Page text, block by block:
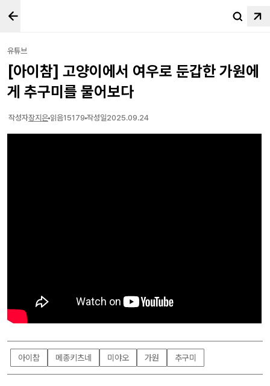
유튜브
[아이참] 고양이에서 여우로 둔갑한 가원에
게 추구미를 물어보다
작성자장지은 읽음15179 작성일2025.09.24
아이참 메종키츠네 미야오 가원 추구미